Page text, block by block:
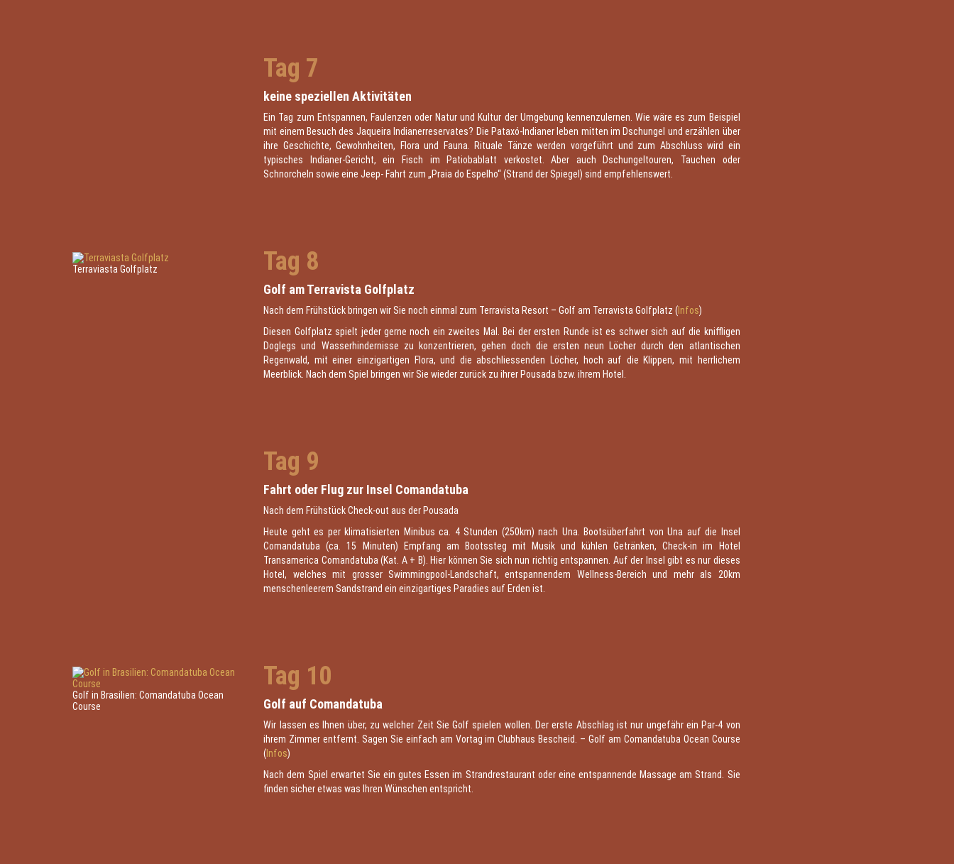
Tag 7
keine speziellen Aktivitäten
Ein Tag zum Entspannen, Faulenzen oder Natur und Kultur der Umgebung kennenzulernen. Wie wäre es zum Beispiel
mit einem Besuch des Jaqueira Indianerreservates? Die Pataxó-Indianer leben mitten im Dschungel und erzählen über
ihre Geschichte, Gewohnheiten, Flora und Fauna. Rituale Tänze werden vorgeführt und zum Abschluss wird ein
typisches Indianer-Gericht, ein Fisch im Patiobablatt verkostet. Aber auch Dschungeltouren, Tauchen oder
Schnorcheln sowie eine Jeep- Fahrt zum „Praia do Espelho“ (Strand der Spiegel) sind empfehlenswert.
Terraviasta Golfplatz Tag 8
Golf am Terravista Golfplatz
Nach dem Frühstück bringen wir Sie noch einmal zum Terravista Resort – Golf am Terravista Golfplatz ( Infos)
Diesen Golfplatz spielt jeder gerne noch ein zweites Mal. Bei der ersten Runde ist es schwer sich auf die kniffligen
Doglegs und Wasserhindernisse zu konzentrieren, gehen doch die ersten neun Löcher durch den atlantischen
Regenwald, mit einer einzigartigen Flora, und die abschliessenden Löcher, hoch auf die Klippen, mit herrlichem
Meerblick. Nach dem Spiel bringen wir Sie wieder zurück zu ihrer Pousada bzw. ihrem Hotel.
Tag 9
Fahrt oder Flug zur Insel Comandatuba
Nach dem Frühstück Check-out aus der Pousada
Heute geht es per klimatisierten Minibus ca. 4 Stunden (250km) nach Una. Bootsüberfahrt von Una auf die Insel
Comandatuba (ca. 15 Minuten) Empfang am Bootssteg mit Musik und kühlen Getränken, Check-in im Hotel
Transamerica Comandatuba (Kat. A + B). Hier können Sie sich nun richtig entspannen. Auf der Insel gibt es nur dieses
Hotel, welches mit grosser Swimmingpool-Landschaft, entspannendem Wellness-Bereich und mehr als 20km
menschenleerem Sandstrand ein einzigartiges Paradies auf Erden ist.
Golf in Brasilien: Comandatuba Ocean
Course
Tag 10
Golf auf Comandatuba
Wir lassen es Ihnen über, zu welcher Zeit Sie Golf spielen wollen. Der erste Abschlag ist nur ungefähr ein Par-4 von
ihrem Zimmer entfernt. Sagen Sie einfach am Vortag im Clubhaus Bescheid. – Golf am Comandatuba Ocean Course
( Infos)
Nach dem Spiel erwartet Sie ein gutes Essen im Strandrestaurant oder eine entspannende Massage am Strand. Sie
finden sicher etwas was Ihren Wünschen entspricht.